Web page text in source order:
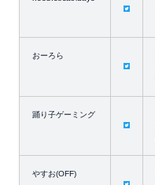
おーろら
踊り子ゲーミング
やすお(OFF)